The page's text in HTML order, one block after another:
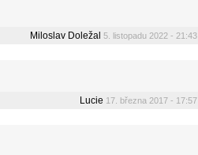
Miloslav Doležal 5. listopadu 2022 - 21:43
Lucie 17. března 2017 - 17:57